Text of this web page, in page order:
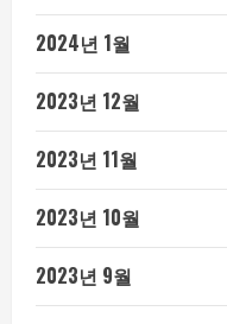
2024년 1월
2023년 12월
2023년 11월
2023년 10월
2023년 9월